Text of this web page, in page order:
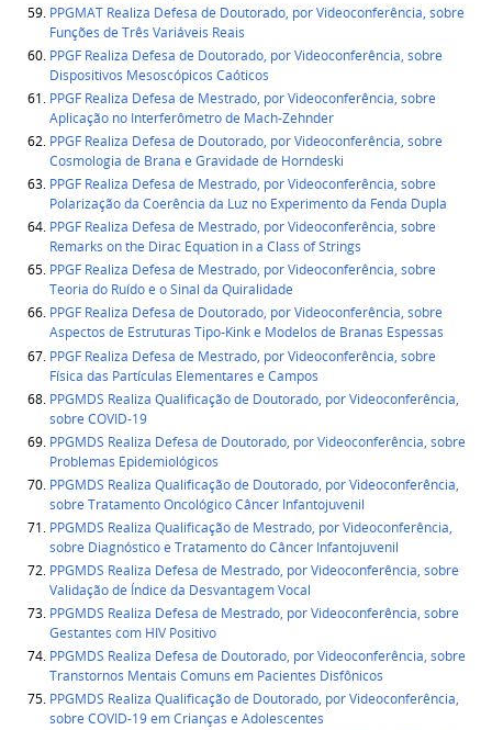
PPGMAT Realiza Defesa de Doutorado, por Videoconferência, sobre
Funções de Três Variáveis Reais
PPGF Realiza Defesa de Doutorado, por Videoconferência, sobre
Dispositivos Mesoscópicos Caóticos
PPGF Realiza Defesa de Mestrado, por Videoconferência, sobre
Aplicação no Interferômetro de Mach-Zehnder
PPGF Realiza Defesa de Doutorado, por Videoconferência, sobre
Cosmologia de Brana e Gravidade de Horndeski
PPGF Realiza Defesa de Mestrado, por Videoconferência, sobre
Polarização da Coerência da Luz no Experimento da Fenda Dupla
PPGF Realiza Defesa de Mestrado, por Videoconferência, sobre
Remarks on the Dirac Equation in a Class of Strings
PPGF Realiza Defesa de Mestrado, por Videoconferência, sobre
Teoria do Ruído e o Sinal da Quiralidade
PPGF Realiza Defesa de Doutorado, por Videoconferência, sobre
Aspectos de Estruturas Tipo-Kink e Modelos de Branas Espessas
PPGF Realiza Defesa de Mestrado, por Videoconferência, sobre
Física das Partículas Elementares e Campos
PPGMDS Realiza Qualificação de Doutorado, por Videoconferência,
sobre COVID-19
PPGMDS Realiza Defesa de Doutorado, por Videoconferência, sobre
Problemas Epidemiológicos
PPGMDS Realiza Qualificação de Doutorado, por Videoconferência,
sobre Tratamento Oncológico Câncer Infantojuvenil
PPGMDS Realiza Qualificação de Mestrado, por Videoconferência,
sobre Diagnóstico e Tratamento do Câncer Infantojuvenil
PPGMDS Realiza Defesa de Mestrado, por Videoconferência, sobre
Validação de Índice da Desvantagem Vocal
PPGMDS Realiza Defesa de Mestrado, por Videoconferência, sobre
Gestantes com HIV Positivo
PPGMDS Realiza Defesa de Doutorado, por Videoconferência, sobre
Transtornos Mentais Comuns em Pacientes Disfônicos
PPGMDS Realiza Qualificação de Doutorado, por Videoconferência,
sobre COVID-19 em Crianças e Adolescentes